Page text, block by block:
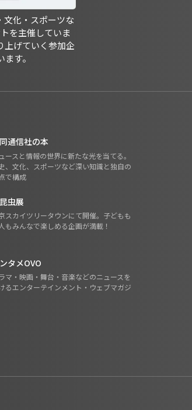
文化・スポーツな
を主催していま
上げていく参加企
す。
通信社の本
ースと情報の世界に新たな光を当てる。
、文化、スポーツなど深い知識と独自の
で構成
虫展
スカイツリータウンにて開催。子どもも
もみんなで楽しめる企画が満載！
タメOVO
マ・映画・舞台・音楽などのニュースを
るエンターテインメント・ウェブマガジ